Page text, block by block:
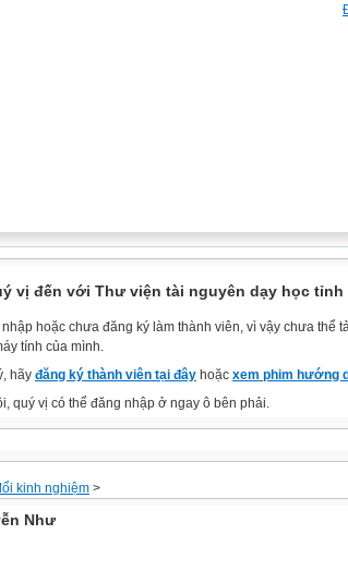
vị đến với Thư viện tài nguyên dạy học tỉnh
hoặc chưa đăng ký làm thành viên, vì vậy chưa thể
tính của mình.
hãy đăng ký thành viên tại đây hoặc xem phim hướng
quý vị có thể đăng nhập ở ngay ô bên phải.
kinh nghiệm >
Như